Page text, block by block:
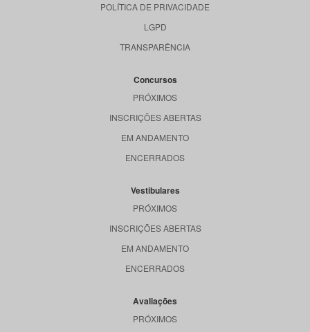
POLÍTICA DE PRIVACIDADE
LGPD
TRANSPARÊNCIA
Concursos
PRÓXIMOS
INSCRIÇÕES ABERTAS
EM ANDAMENTO
ENCERRADOS
Vestibulares
PRÓXIMOS
INSCRIÇÕES ABERTAS
EM ANDAMENTO
ENCERRADOS
Avaliações
PRÓXIMOS